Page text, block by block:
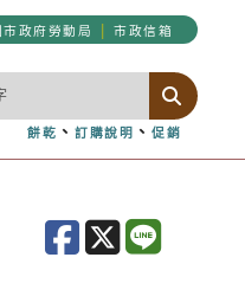
市政府勞動局 市政信箱
餅乾 、訂購說明 、促銷